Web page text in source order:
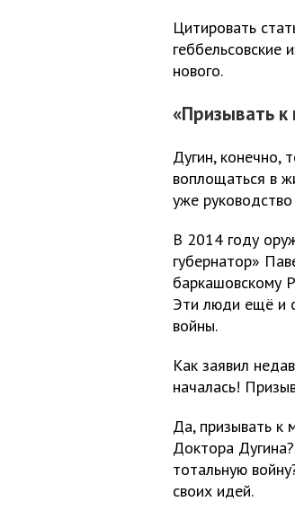
Цитировать
геббельсовские
нового.
«Призывать к
Дугин, конечно,
воплощаться в
уже
В 2014 году
губернатор»
баркашовскому
Эти люди ещё и
войны.
Как заявил
началась!
Да, призывать к
Доктора
тотальную
своих идей.